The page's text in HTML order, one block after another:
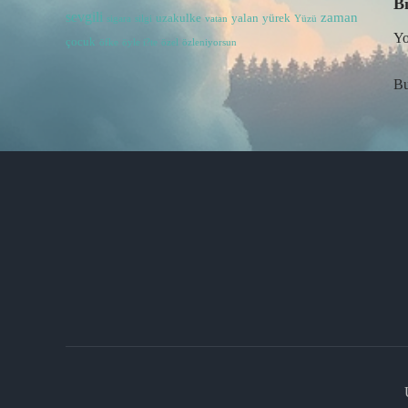
sevgili sigara silgi uzakulke vatan yalan yürek Yüzü zaman
çocuk öfke öyle i?te özel özleniyorsun